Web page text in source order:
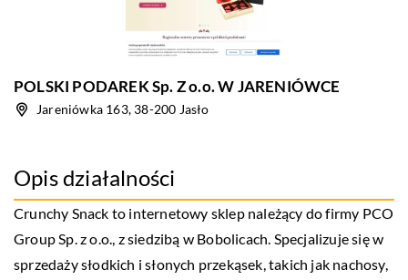
POLSKI PODAREK Sp. Z o.o. W JARENIÓWCE
Jareniówka 163, 38-200 Jasło
Opis działalności
Crunchy Snack to internetowy sklep należący do firmy PCO
Group Sp. z o.o., z siedzibą w Bobolicach. Specjalizuje się w
sprzedaży słodkich i słonych przekąsek, takich jak nachosy,